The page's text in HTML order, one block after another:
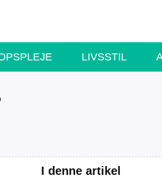
LIVSSTIL
I denne artikel